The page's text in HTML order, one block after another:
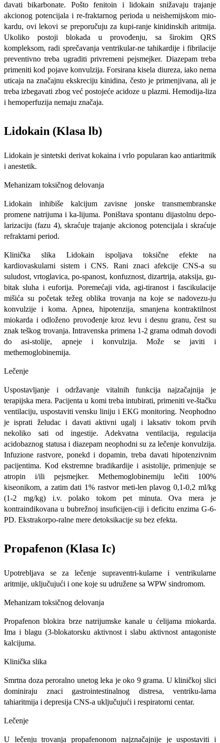
davati bikarbonate. Pošto fenitoin i lidokain snižavaju trajanje
akcionog potencijala i re-fraktarnog perioda u neishemijskom mio-
kardu, ovi lekovi se preporučuju za kupi-ranje kinidinskih aritmija.
Ukoliko postoji blokada u provođenju, sa širokim QRS
kompleksom, radi sprečavanja ventrikular-ne tahikardije i fibrilacije
preventivno tre­ba ugraditi privremeni pejsmejker. Diaze­pam treba
primeniti kod pojave konvulzija. Forsirana kisela diureza, iako nema
uticaja na značajnu ekskreciju kinidina, često je primenjivana, ali je
treba izbegavati zbog već postojeće acidoze u plazmi. Hemodija-liza
i hemoperfuzija nemaju značaja.
Lidokain (Klasa lb)
Lidokain je sintetski derivat kokaina i vrlo popularan kao antiaritmik
i anestetik.
Mehanizam toksičnog delovanja
Lidokain inhibiše kalcijum zavisne jonske transmembranske
promene natrijuma i ka-lijuma. Poništava spontanu dijastolnu depo-
larizaciju (fazu 4), skraćuje trajanje akcionog potencijala i skraćuje
refraktarni period.
Klinička slika Lidokain ispoljava toksične efekte na
kardiovaskularni sistem i CNS. Rani znaci afekcije CNS-a su
suludost, vrtoglavica, po-spanost, konfuznost, dizartrija, ataksija, gu­
bitak sluha i euforija. Poremećaji vida, agi-tiranost i fascikulacije
mišića su početak težeg oblika trovanja na koje se nadovezu-ju
konvulzije i koma. Apnea, hipotenzija, smanjena kontraktilnost
miokarda i odlo­ženo provođenje kroz levu i desnu granu, čest su
znak teškog trovanja. Intravenska primena 1-2 grama odmah dovodi
do asi-stolije, apneje i konvulzija. Može se javiti i
methemoglobinemija.
Lečenje
Uspostavljanje i održavanje vitalnih funkcija najzačajnija je
terapijska mera. Pa­cijenta u komi treba intubirati, primeniti ve-štačku
ventilaciju, uspostaviti vensku lini­ju i EKG monitoring. Neophodno
je isprati želudac i davati aktivni ugalj i laksativ to­kom prvih
nekoliko sati od ingestije. Ade­kvatna ventilacija, regulacija
acidobaznog statusa i diazepam neophodni su za leče­nje konvulzija.
Infuzione rastvore, ponekd i dopamin, treba davati hipotenzivnim
pa­cijentima. Kod ekstremne bradikardije i asistolije, primenjuje se
atropin i/ili pejs­mejker. Methemoglobinemiju lečiti 100%
kiseonikom, a zatim dati 1% rastvor meti-len plavog 0,1-0,2 ml/kg
(1-2 mg/kg) i.v. polako tokom pet minuta. Ova mera je
kontraindikovana u bubrežnoj insuficijen-ciji i deficitu enzima G-6-
PD. Ekstrakorpo-ralne mere detoksikacije su bez efekta.
Propafenon (Klasa Ic)
Upotrebljava se za lečenje supraventri-kularne i ventrikularne
aritmije, uključuju­ći i one koje su udružene sa WPW sindro­mom.
Mehanizam toksičnog delovanja
Propafenon blokira brze natrijumske ka­nale u ćelijama miokarda.
Ima i blagu (3-blokatorsku aktivnost i slabu aktivnost antagoniste
kalcijuma.
Klinička slika
Smrtna doza peroralno unetog leka je oko 9 grama. U kliničkoj slici
dominiraju znaci gastrointestinalnog distresa, ventriku-larna
tahiaritmija i depresija CNS-a uključu­jući i respiratorni centar.
Lečenje
U lečenju trovanja propafenonom naj­značajnije je uspostaviti i